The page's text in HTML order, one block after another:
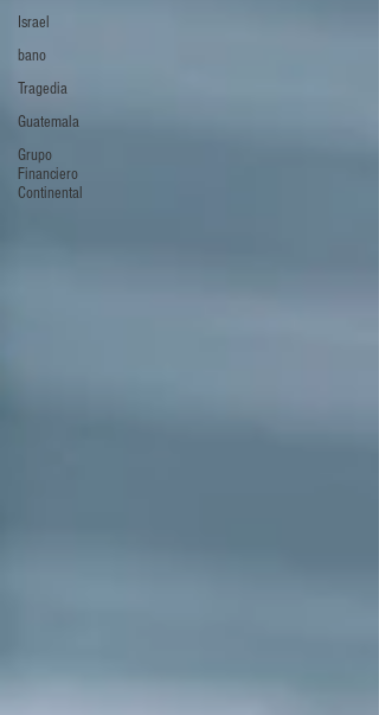
Israel
bano
Tragedia
Guatemala
Grupo
Financiero
Continental